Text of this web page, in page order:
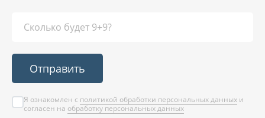
Отправить
Я ознакомлен с политикой обработки персональных данных и
согласен на обработку персональных данных